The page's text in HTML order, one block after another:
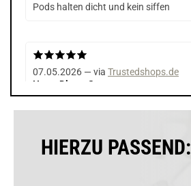
Pods halten dicht und kein siffen
07.05.2026 — via Trustedshops.de
Hans-Dieter S.
HIERZU PASSEND: